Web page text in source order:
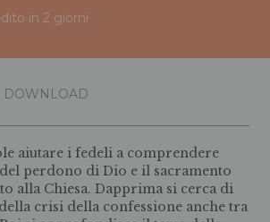
in 2 giorni
DOWNLOAD
aiutare i fedeli a comprendere
perdono di Dio e il sacramento
alla Chiesa. Dapprima si cerca di
crisi della confessione anche tra